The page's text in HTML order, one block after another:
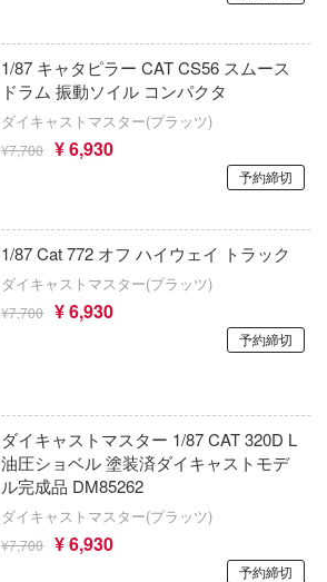
1/87 キャタピラー CAT CS56 スムース
ドラム 振動ソイル コンパクタ
ダイキャストマスター(プラッツ)
¥7,700 ¥ 6,930
予約締切
1/87 Cat 772 オフ ハイウェイ トラック
ダイキャストマスター(プラッツ)
¥7,700 ¥ 6,930
予約締切
ダイキャストマスター 1/87 CAT 320D L
油圧ショベル 塗装済ダイキャストモデ
ル完成品 DM85262
ダイキャストマスター(プラッツ)
¥7,700 ¥ 6,930
予約締切
サイレントヒルシリーズ
サクラ大戦
30 MINUTES MISSIONS (サーティ ミニ
THE KING OF FIGHTERS
30 MINUTES FANTASY(サーティ ミニッ
Summer Pockets
30 MINUTES SISTERS (サーティ ミニッ
ターズ)
終末のハーレム
ウルティマラティオ(バウマン・ビーバー
レーション)
ウクライナ・コンドル(バウマン)
USCP(ウクライニアン・スケール・カー
ロダクションズ)(ビーバーコーポレーシ
ヴァストモデル(ビーバーコーポレーショ
ヴェルテクス
ヴェスピッドモデル(ビーバーコーポレー
VIARGIEY(ヴァイアルギー)
VISION